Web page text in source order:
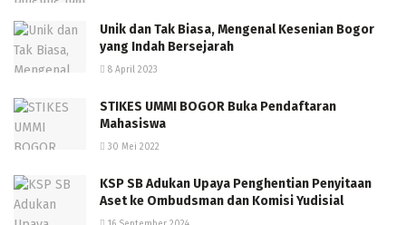
Unik dan Tak Biasa, Mengenal Kesenian Bogor
yang Indah Bersejarah
8 April 2023
STIKES UMMI BOGOR Buka Pendaftaran
Mahasiswa
30 Mei 2022
KSP SB Adukan Upaya Penghentian Penyitaan
Aset ke Ombudsman dan Komisi Yudisial